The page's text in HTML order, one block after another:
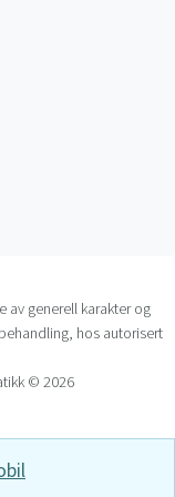
hele lungen
cm i største
cm i største
følgende:
ellernervus
karina,
av generell karakter og
hos autorisert
© 2026